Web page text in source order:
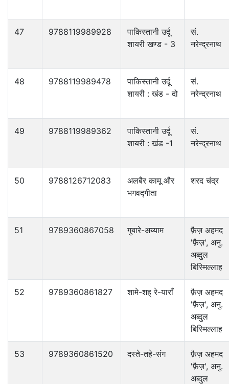
47 9788119989928
पाकिस्तानी उर्दू
शायरी खण्ड - 3
सं.
नरेन्द्रनाथ
48 9788119989478
पाकिस्तानी उर्दू
शायरी : खंड - दो
सं.
नरेन्द्रनाथ
49 9788119989362
पाकिस्तानी उर्दू
शायरी : खंड -1
सं.
नरेन्द्रनाथ
50 9788126712083
अलबैर कामू और
भगवद्गीता
शरद चंद्र
51 9789360867058 गुबारे-अय्याम
फ़ैज़ अहमद
'फ़ैज़', अनु.
अब्दुल
बिस्मिल्लाह
52 9789360861827 शामे-शह् रे-याराँ
फ़ैज़ अहमद
'फ़ैज़', अनु.
अब्दुल
बिस्मिल्लाह
53 9789360861520 दस्ते-तहे-संग
फ़ैज़ अहमद
'फ़ैज़', अनु.
अब्दुल